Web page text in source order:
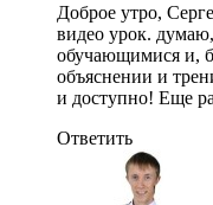
Доброе утро,
видео урок.
обучающимися и,
объяснении и
и доступно! Еще
Ответить